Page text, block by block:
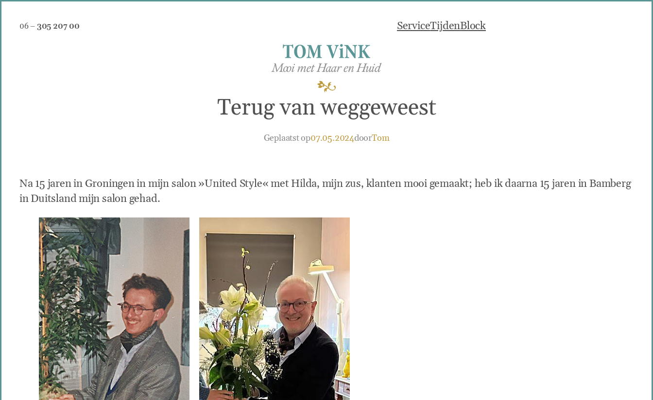
Inhalt
06 – 305 207 00 ServiceTijdenBlock
Terug van weggeweest
Geplaatst op07.05.2024doorTom
Na 15 jaren in Groningen in mijn salon »United Style« met Hilda, mijn zus, klanten mooi gemaakt; heb ik daarna 15 jaren in Bamberg
in Duitsland mijn salon gehad.